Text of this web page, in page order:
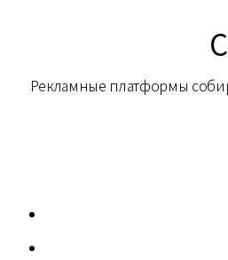
Рекламные платформы